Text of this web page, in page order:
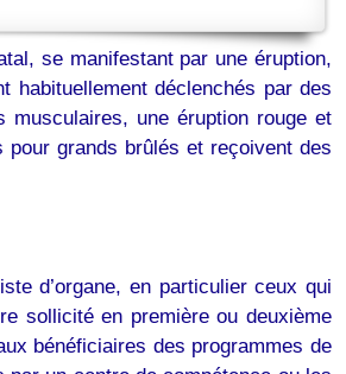
se manifestant par une éruption,
habituellement déclenchés par des
musculaires, une éruption rouge et
grands brûlés et reçoivent des
d’organe, en particulier ceux qui
sollicité en première ou deuxième
bénéficiaires des programmes de